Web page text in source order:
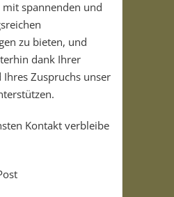
mit spannenden und
zu bieten, und
dank Ihrer
Ihres Zuspruchs unser
Kontakt verbleibe